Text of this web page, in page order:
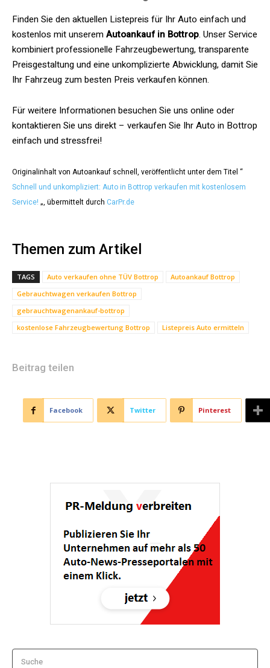
Finden Sie den aktuellen Listepreis für Ihr Auto einfach und
kostenlos mit unseremAutoankauf in Bottrop. Unser Service
kombiniert professionelle Fahrzeugbewertung, transparente
Preisgestaltung und eine unkomplizierte Abwicklung, damit Sie
Ihr Fahrzeug zum besten Preis verkaufen können.
Für weitere Informationen besuchen Sie uns online oder
kontaktieren Sie uns direkt – verkaufen Sie Ihr Auto in Bottrop
einfach und stressfrei!
Originalinhalt von Autoankauf schnell, veröffentlicht unter dem Titel “
Schnell und unkompliziert: Auto in Bottrop verkaufen mit kostenlosem
Service! „, übermittelt durch CarPr.de
Themen zum Artikel
TAGS Auto verkaufen ohne TÜV Bottrop
Autoankauf Bottrop
Gebrauchtwagen verkaufen Bottrop
gebrauchtwagenankauf-bottrop
kostenlose Fahrzeugbewertung Bottrop
Listepreis Auto ermitteln
Beitrag teilen
Facebook Twitter Pinterest
Suche